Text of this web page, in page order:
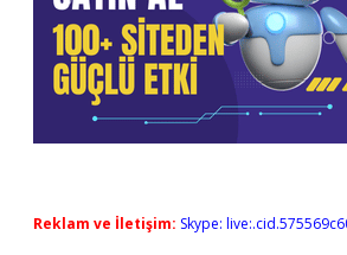
Reklam ve İletişim: Skype: